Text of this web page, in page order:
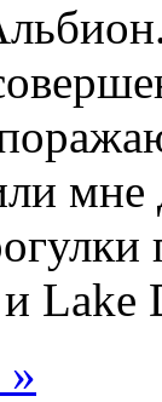
Lake
»